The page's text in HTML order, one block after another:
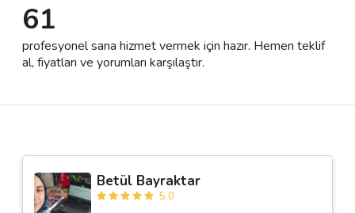
Destek
İletişim
61
profesyonel sana hizmet vermek için hazır. Hemen teklif
al, fiyatları ve yorumları karşılaştır.
Betül Bayraktar
5.0